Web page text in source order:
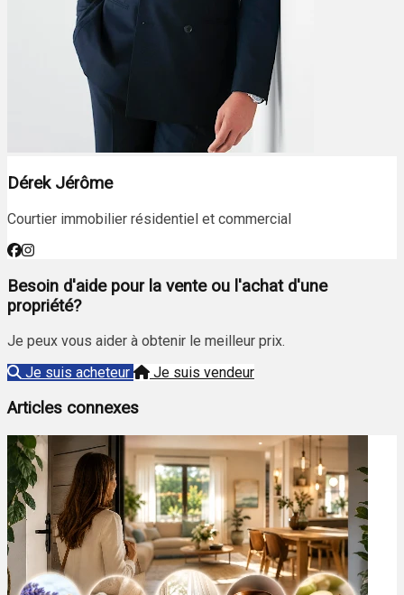
Dérek Jérôme
Courtier immobilier résidentiel et commercial
Besoin d'aide pour la vente ou l'achat d'une
propriété?
Je peux vous aider à obtenir le meilleur prix.
Je suis acheteur
Je suis vendeur
Articles connexes